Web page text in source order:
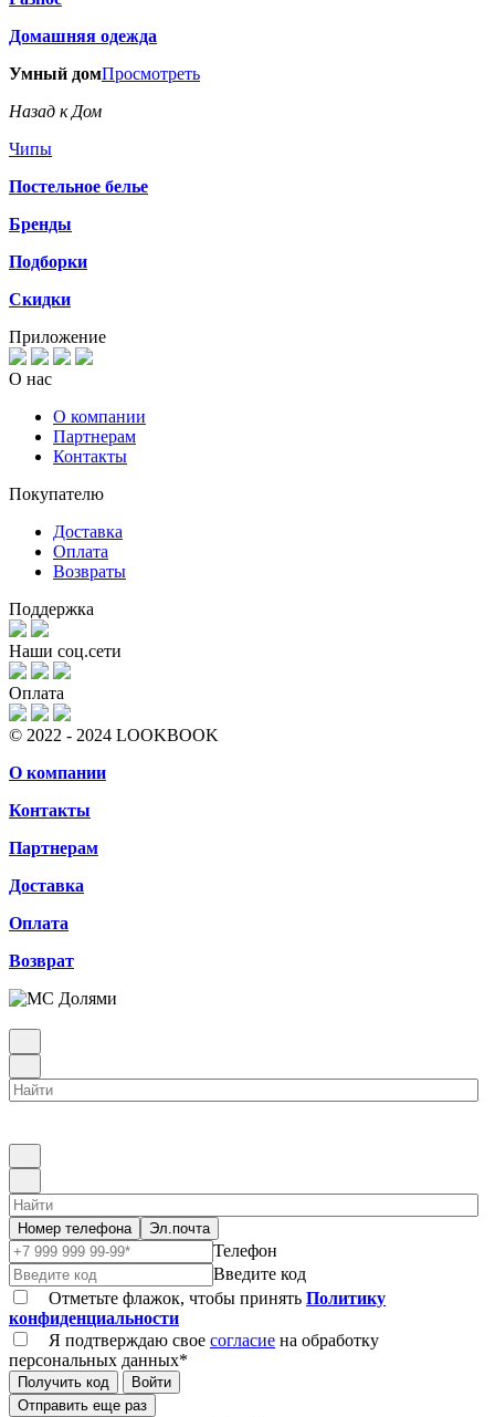
Домашняя одежда
Умный домПросмотреть
Назад к Дом
Чипы
Постельное белье
Бренды
Подборки
Скидки
Приложение
О нас
О компании
Партнерам
Контакты
Покупателю
Доставка
Оплата
Возвраты
Поддержка
Наши соц.сети
Оплата
© 2022 - 2024 LOOKBOOK
О компании
Контакты
Партнерам
Доставка
Оплата
Возврат
Номер телефона Эл.почта
Телефон
Введите код
Отметьте флажок, чтобы принять Политику
конфиденциальности
Я подтверждаю свое согласие на обработку
персональных данных*
Получить код
Войти
Отправить еще раз